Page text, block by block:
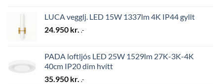
LUCA vegglj. LED 15W 1337lm 4K IP44 gyllt
24.950 kr. .-
PADA loftljós LED 25W 1529lm 27K-3K-4K
40cm IP20 dim hvítt
35.950 kr. .-